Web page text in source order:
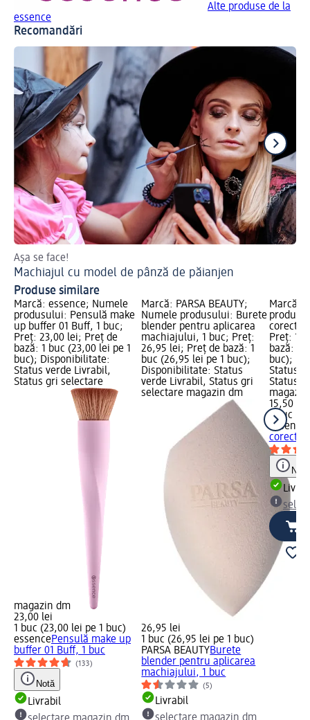
Alte produse de la
essence
Recomandări
Așa se face!
Machiajul cu model de pânză de păianjen
Produse similare
Marcă: essence; Numele
produsului: Pensulă make
up buffer 01 Buff, 1 buc;
Preț: 23,00 lei; Preț de
bază: 1 buc (23,00 lei pe 1
buc); Disponibilitate:
Status verde Livrabil,
Status gri selectare
magazin dm
23,00 lei
1 buc (23,00 lei pe 1 buc)
essencePensulă make up
buffer 01 Buff, 1 buc
(133)
Notă
Livrabil
Marcă: PARSA BEAUTY;
Numele produsului: Burete
blender pentru aplicarea
machiajului, 1 buc; Preț:
26,95 lei; Preț de bază: 1
buc (26,95 lei pe 1 buc);
Disponibilitate: Status
verde Livrabil, Status gri
selectare magazin dm
26,95 lei
1 buc (26,95 lei pe 1 buc)
PARSA BEAUTYBurete
blender pentru aplicarea
machiajului, 1 buc
(5)
Livrabil
Marcă:
corector
Preț:
bază: 1
buc);
Status
Status
15,50 lei
1 buc
essence
corector
Notă